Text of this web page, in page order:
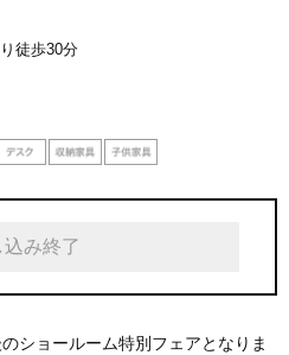
徒歩30分
線「出島I.C.」から3分
込み終了
ショールーム特別フェアとなりま